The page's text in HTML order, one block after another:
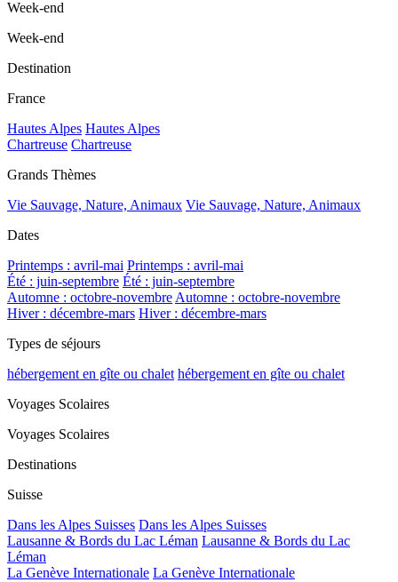
Week-end
Week-end
Destination
France
Hautes Alpes Hautes Alpes
Chartreuse Chartreuse
Grands Thèmes
Vie Sauvage, Nature, Animaux Vie Sauvage, Nature, Animaux
Dates
Printemps : avril-mai Printemps : avril-mai
Été : juin-septembre Été : juin-septembre
Automne : octobre-novembreAutomne : octobre-novembre
Hiver : décembre-mars Hiver : décembre-mars
Types de séjours
hébergement en gîte ou chalet hébergement en gîte ou chalet
Voyages Scolaires
Voyages Scolaires
Destinations
Suisse
Dans les Alpes Suisses Dans les Alpes Suisses
Lausanne & Bords du Lac Léman Lausanne & Bords du Lac
Léman
La Genève Internationale La Genève Internationale